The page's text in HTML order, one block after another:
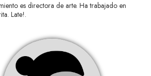
es directora de arte. Ha trabajado en
Late!.